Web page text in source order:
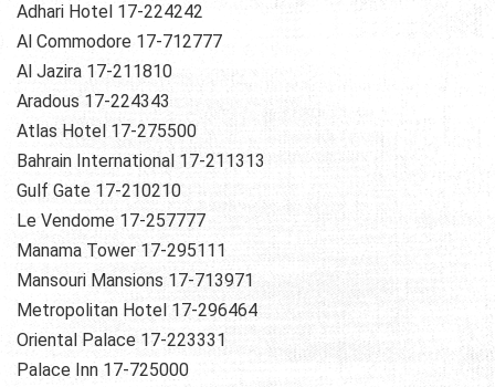
Adhari Hotel 17-224242
Al Commodore 17-712777
Al Jazira 17-211810
Aradous 17-224343
Atlas Hotel 17-275500
Bahrain International 17-211313
Gulf Gate 17-210210
Le Vendome 17-257777
Manama Tower 17-295111
Mansouri Mansions 17-713971
Metropolitan Hotel 17-296464
Oriental Palace 17-223331
Palace Inn 17-725000